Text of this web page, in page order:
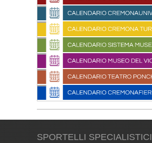
SPORTELLI SPECIALISTICI